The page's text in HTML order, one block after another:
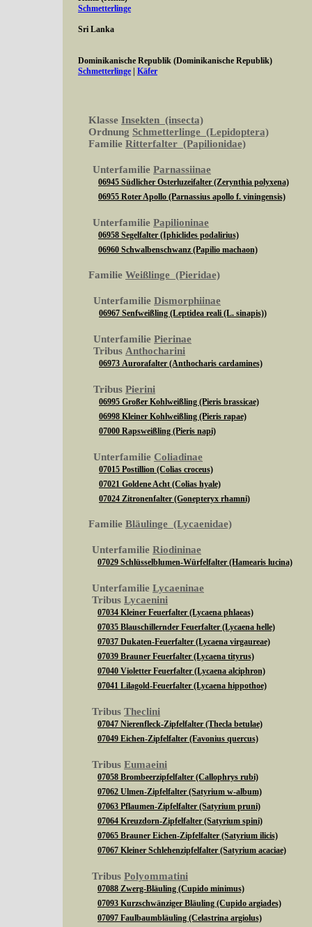
Schmetterlinge
Sri Lanka
Dominikanische Republik (Dominikanische Republik)
Schmetterlinge
Käfer
Klasse Insekten (insecta)
Ordnung Schmetterlinge (Lepidoptera)
Familie Ritterfalter (Papilionidae)
Unterfamilie Parnassiinae
06945 Südlicher Osterluzeifalter (Zerynthia polyxena)
06955 Roter Apollo (Parnassius apollo f. viningensis)
Unterfamilie Papilioninae
06958 Segelfalter (Iphiclides podalirius)
06960 Schwalbenschwanz (Papilio machaon)
Familie Weißlinge (Pieridae)
Unterfamilie Dismorphiinae
06967 Senfweißling (Leptidea reali (L. sinapis))
Unterfamilie Pierinae
Tribus Anthocharini
06973 Aurorafalter (Anthocharis cardamines)
Tribus Pierini
06995 Großer Kohlweißling (Pieris brassicae)
06998 Kleiner Kohlweißling (Pieris rapae)
07000 Rapsweißling (Pieris napi)
Unterfamilie Coliadinae
07015 Postillion (Colias croceus)
07021 Goldene Acht (Colias hyale)
07024 Zitronenfalter (Gonepteryx rhamni)
Familie Bläulinge (Lycaenidae)
Unterfamilie Riodininae
07029 Schlüsselblumen-Würfelfalter (Hamearis lucina)
Unterfamilie Lycaeninae
Tribus Lycaenini
07034 Kleiner Feuerfalter (Lycaena phlaeas)
07035 Blauschillernder Feuerfalter (Lycaena helle)
07037 Dukaten-Feuerfalter (Lycaena virgaureae)
07039 Brauner Feuerfalter (Lycaena tityrus)
07040 Violetter Feuerfalter (Lycaena alciphron)
07041 Lilagold-Feuerfalter (Lycaena hippothoe)
Tribus Theclini
07047 Nierenfleck-Zipfelfalter (Thecla betulae)
07049 Eichen-Zipfelfalter (Favonius quercus)
Tribus Eumaeini
07058 Brombeerzipfelfalter (Callophrys rubi)
07062 Ulmen-Zipfelfalter (Satyrium w-album)
07063 Pflaumen-Zipfelfalter (Satyrium pruni)
07064 Kreuzdorn-Zipfelfalter (Satyrium spini)
07065 Brauner Eichen-Zipfelfalter (Satyrium ilicis)
07067 Kleiner Schlehenzipfelfalter (Satyrium acaciae)
Tribus Polyommatini
07088 Zwerg-Bläuling (Cupido minimus)
07093 Kurzschwänziger Bläuling (Cupido argiades)
07097 Faulbaumbläuling (Celastrina argiolus)